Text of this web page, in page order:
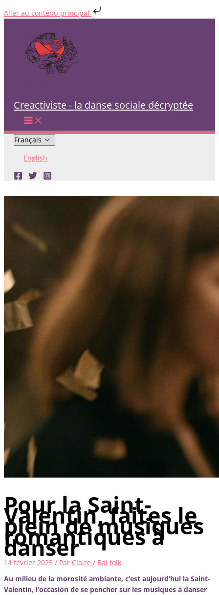
Aller au contenu principal
contenu
Creactiviste - la danse sociale décryptée
Choisir
langue
English
Pour la Saint-
Valentin, faites le
plein de musiques
romantiques à
danser
14 février 2025 / Par Claire / Bal folk
Au milieu de la morosité ambiante, c’est aujourd’hui la Saint-
Valentin, l’occasion de se pencher sur les musiques à danser